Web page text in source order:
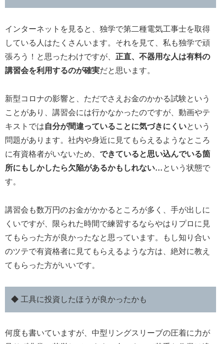
インターネットを見ると、独学で第二種電気工事士を取得
している人はたくさんいます。それを見て、私も独学で頑
張ろう！と思ったわけですが、 正直、不器用な人は有料の
講習会を利用するのが確実だと思います。
新型コロナの影響と、ただでさえお金のかかる試験という
ことがあり、講習会には行かなかったのですが、動画やテ
キストでは自分が間違っていることに気づきにくいという
問題があります。社内や身近に見てもらえるようなところ
に有資格者がいないため、 できていると思い込んでいる箇
所にもしかしたら欠陥があるかもしれない…という状態で
す。
講習会も数万円のお金がかかるところが多く、手が出しに
くいですが、限られた時間で練習するならやはりプロに見
てもらった方が良かったなと思っています。もし知り合い
のツテで有資格者に見てもらえるような方は、絶対に教え
てもらった方がいいです。
◆ 工具に投資したほうが良かったかも
何度も書いていますが、中型リングスリーブの圧着に力が